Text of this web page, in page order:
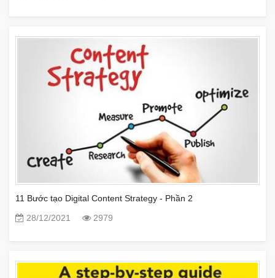
11 Bước tạo Digital Content Strategy - Phần 2
28/12/2021
2979